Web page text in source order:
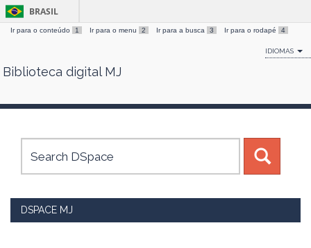
Skip
BRASIL
Ir para o conteúdo 1 Ir para o menu 2 Ir para a busca 3 Ir para o rodapé 4
IDIOMAS
Biblioteca digital MJ
DSPACE MJ